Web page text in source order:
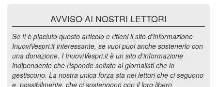
AVVISO AI NOSTRI LETTORI
Se ti è piaciuto questo articolo e ritieni il sito d'informazione
InuoviVespri.it interessante, se vuoi puoi anche sostenerlo con
una donazione. I InuoviVespri.it è un sito d'informazione
indipendente che risponde soltato ai giornalisti che lo
gestiscono. La nostra unica forza sta nei lettori che ci seguono
e, possibilmente, che ci sostengono con il loro libero